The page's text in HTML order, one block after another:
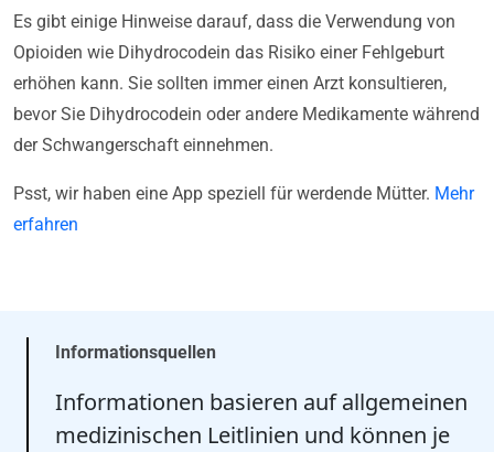
Es gibt einige Hinweise darauf, dass die Verwendung von
Opioiden wie Dihydrocodein das Risiko einer Fehlgeburt
erhöhen kann. Sie sollten immer einen Arzt konsultieren,
bevor Sie Dihydrocodein oder andere Medikamente während
der Schwangerschaft einnehmen.
Psst, wir haben eine App speziell für werdende Mütter. Mehr
erfahren
Informationsquellen
Informationen basieren auf allgemeinen
medizinischen Leitlinien und können je